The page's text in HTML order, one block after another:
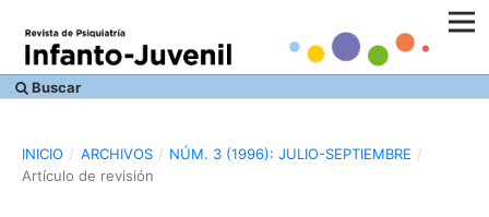
Buscar
INICIO / ARCHIVOS / NÚM. 3 (1996): JULIO-SEPTIEMBRE /
Artículo de revisión